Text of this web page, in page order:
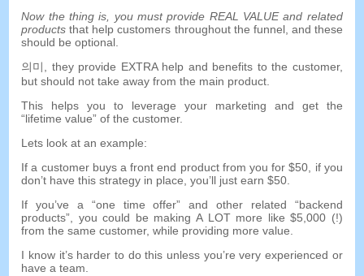
Now the thing is
you must provide REAL VALUE and related
products that help customers throughout the funnel, and these
should be optional
의미, they provide EXTRA help and benefits to the customer,
but should not take away from the main product
This helps you to leverage your marketing and get the
“lifetime value”of the customer.
Lets look at an example:
If a customer buys a front end product from you for $50, if you
don’t have this strategy in place ,you’ll just earn $50.
If you’ve a “one time offer”and other related “backend
products”, you could be making A LOT more like $5,000 (!)
from the same customer,while providing more value
I know it’s harder to do this unless you’re very experienced or
have a team